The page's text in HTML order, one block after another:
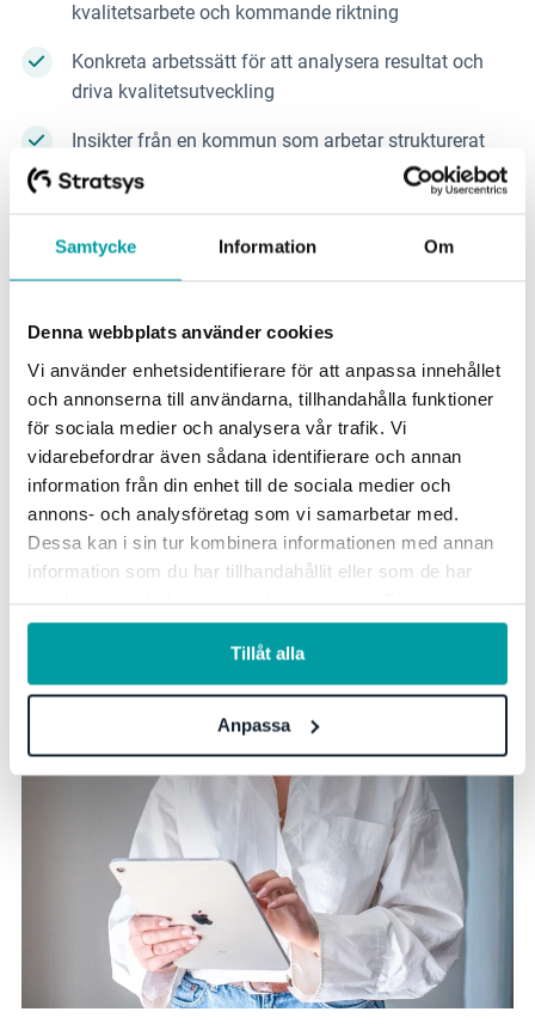
Samtycke Information Om
Denna webbplats använder cookies
Vi använder enhetsidentifierare för att anpassa innehållet
och annonserna till användarna, tillhandahålla funktioner
för sociala medier och analysera vår trafik. Vi
vidarebefordrar även sådana identifierare och annan
information från din enhet till de sociala medier och
annons- och analysföretag som vi samarbetar med.
Dessa kan i sin tur kombinera informationen med annan
information som du har tillhandahållit eller som de har
information, se vårintegritetspolicy.
Tillåt alla
Anpassa
kvalitetsarbete och kommande riktning
Konkreta arbetssätt för att analysera resultat och
driva kvalitetsutveckling
Insikter från en kommun som arbetar strukturerat
utifrån nationella riktlinjer
enhetsnivå till aggregerad styrning
kvalitetsarbete
Webinariet riktar sig till dig som arbetar med
styrning, ledning och kvalitetsarbete inom skola och
förskola.